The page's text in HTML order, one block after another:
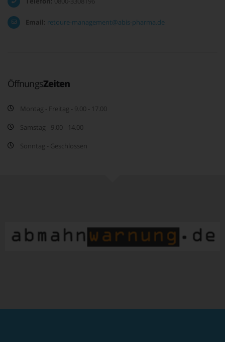
Email: retoure-management@abis-pharma.de
ÖffnungsZeiten
Montag - Freitag - 9.00 - 17.00
Samstag - 9.00 - 14.00
Sonntag - Geschlossen